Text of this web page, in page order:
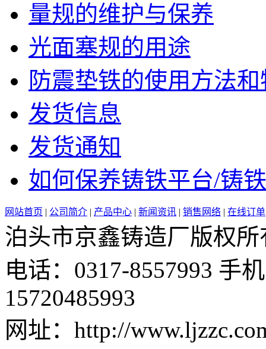
量规的维护与保养
光面塞规的用途
防震垫铁的使用方法和
发货信息
发货通知
如何保养铸铁平台/铸
网站首页 | 公司简介 | 产品中心 | 新闻资讯 | 销售网络 | 在线订单
泊头市京鑫铸造厂版权所
电话：0317-8557993 手
15720485993
网址：http://